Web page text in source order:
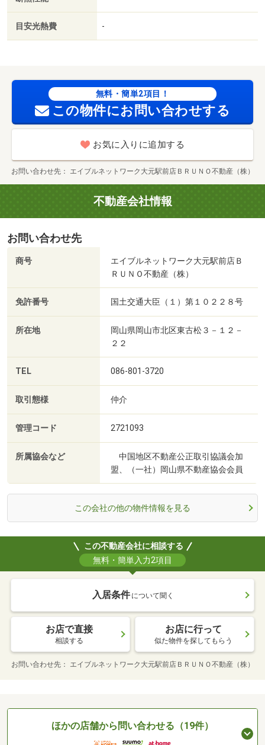
ズクロゼット／ＢＳ／礼金１ヶ月／ＩＴ重説 対応物件／
家賃カード決済可／通風良好／ら・む＊マート表町三丁目
店（スーパー）まで２１３ｍ／ファミリーマート表町二丁
属総合医療センター（病院）まで３３９ｍ／岡山京橋郵便
局（郵便局）まで４２５ｍ／おかやま信用金庫内山下支店
（銀行）まで２３７ｍ／清輝橋線 田町駅徒歩６分/賃貸戸
数:40戸
目安光熱費 -
無料・簡単2項目！
この物件にお問い合わせする
お気に入りに追加する
お問い合わせ先 エイブルネットワーク大元駅前店ＢＲＵＮＯ不動産（株）
不動産会社情報
お問い合わせ先
商号
エイブルネットワーク大元駅前店Ｂ
ＲＵＮＯ不動産（株）
免許番号 国土交通大臣（１）第１０２２８号
所在地
岡山県岡山市北区東古松３－１２－
２２
TEL 086-801-3720
取引態様 仲介
管理コード 2721093
所属協会など
中国地区不動産公正取引協議会加
盟、（一社）岡山県不動産協会会員
この会社の他の物件情報を見る
この不動産会社に相談する
無料・簡単入力2項目
入居条件 について聞く
お店で直接
相談する
お店に行って
似た物件を探してもらう
お問い合わせ先 エイブルネットワーク大元駅前店ＢＲＵＮＯ不動産（株）
ほかの店舗から問い合わせる（19件）